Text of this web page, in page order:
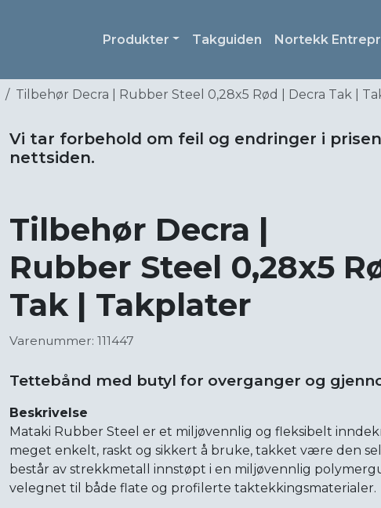
Produkter Takguiden Nortekk
Tilbehør Decra | Rubber Steel 0,28x5 Rød | Decra Tak |
Vi tar forbehold om feil og endringer i
nettsiden.
Tilbehør Decra |
Rubber Steel 0,28x5
Tak | Takplater
Varenummer: 111447
Tettebånd med butyl for overganger og
Beskrivelse
Mataki Rubber Steel er et miljøvennlig og fleksibelt
meget enkelt, raskt og sikkert å bruke, takket være den
består av strekkmetall innstøpt i en miljøvennlig
velegnet til både flate og profilerte taktekkingsmaterialer.